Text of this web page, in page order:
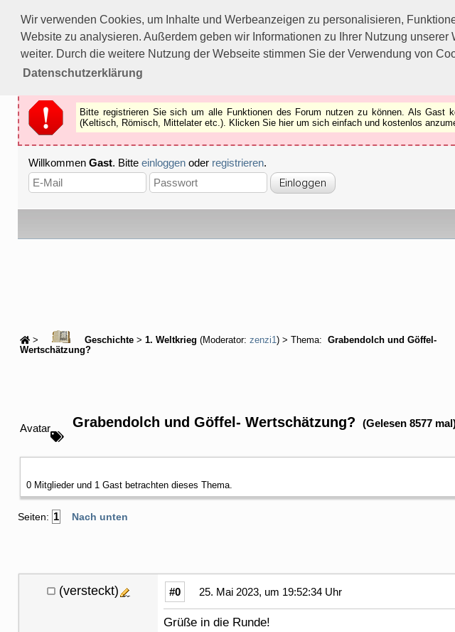
Wir verwenden Cookies, um Inhalte und Werbeanzeigen zu personalisieren,
Website zu analysieren. Außerdem geben wir Informationen zu Ihrer Nutzung
weiter. Durch die weitere Nutzung der Webseite stimmen Sie der Verwendung von
Datenschutzerklärung
Bitte registrieren Sie sich um alle Funktionen des Forums nutzen zu können.
Als Gast können Sie z.B.keine Bilderbetrachten.
Registrieren
Schliessen
Bitte registrieren Sie sich um alle Funktionen des Forum nutzen zu können. Als Gast
(Keltisch, Römisch, Mittelater etc.). Klicken Sie hier um sich einfach und kostenlos
Willkommen Gast. Bitte einloggen oder registrieren.
> Geschichte > 1. Weltkrieg (Moderator: zenzi1) > Thema:
Grabendolch und Göffel-
Wertschätzung?
Avatar Grabendolch und Göffel- Wertschätzung? (Gelesen 8577
0 Mitglieder und 1 Gast betrachten dieses Thema.
Seiten: 1 Nach unten
(versteckt) #0 25. Mai 2023, um 19:52:34 Uhr
Grüße in die Runde!